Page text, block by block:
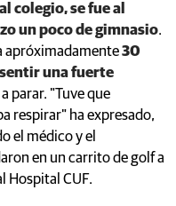
colegio, se fue al
un poco de gimnasio.
apróximadamente30
una fuerte
parar. "Tuve que
respirar" ha expresado,
el médico y el
en un carrito de golf a
Hospital CUF.